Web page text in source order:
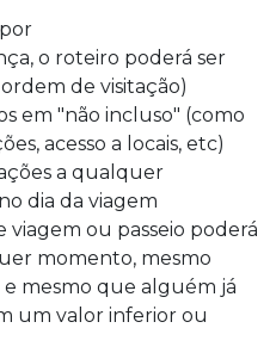
o roteiro poderá ser
de visitação)
em "não incluso" (como
acesso a locais, etc)
a qualquer
dia da viagem
viagem ou passeio poderá
momento, mesmo
mesmo que alguém já
um valor inferior ou